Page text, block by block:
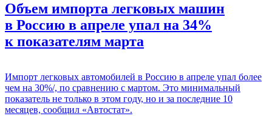
Объем импорта легковых машин
в Россию в апреле упал на 34%
к показателям марта
Импорт легковых автомобилей в Россию в апреле упал более
чем на 30%/, по сравнению с мартом. Это минимальный
показатель не только в этом году, но и за последние 10
месяцев, сообщил «Автостат».